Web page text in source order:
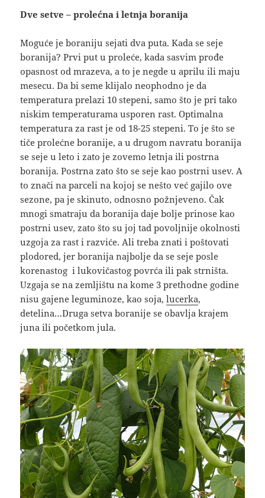
Dve setve – prolećna i letnja boranija
Moguće je boraniju sejati dva puta. Kada se seje
boranija? Prvi put u proleće, kada sasvim prođe
opasnost od mrazeva, a to je negde u aprilu ili maju
mesecu. Da bi seme klijalo neophodno je da
temperatura prelazi 10 stepeni, samo što je pri tako
niskim temperaturama usporen rast. Optimalna
temperatura za rast je od 18-25 stepeni. To je što se
tiče prolećne boranije, a u drugom navratu boranija
se seje u leto i zato je zovemo letnja ili postrna
boranija. Postrna zato što se seje kao postrni usev. A
to znači na parceli na kojoj se nešto već gajilo ove
sezone, pa je skinuto, odnosno požnjeveno. Čak
mnogi smatraju da boranija daje bolje prinose kao
postrni usev, zato što su joj tad povoljnije okolnosti
uzgoja za rast i razviće. Ali treba znati i poštovati
plodored, jer boranija najbolje da se seje posle
korenastog i lukovičastog povrća ili pak strništa.
Uzgaja se na zemljištu na kome 3 prethodne godine
nisu gajene leguminoze, kao soja,lucerka,
detelina…Druga setva boranije se obavlja krajem
juna ili početkom jula.